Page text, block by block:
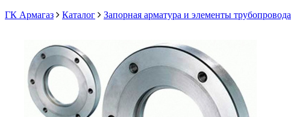
ГК Армагаз
Каталог Запорная арматура и элементы трубопровода